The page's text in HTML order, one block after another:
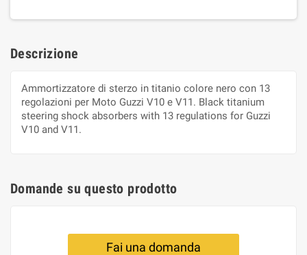
Descrizione
Ammortizzatore di sterzo in titanio colore nero con 13
regolazioni per Moto Guzzi V10 e V11. Black titanium
steering shock absorbers with 13 regulations for Guzzi
V10 and V11.
Domande su questo prodotto
Fai una domanda